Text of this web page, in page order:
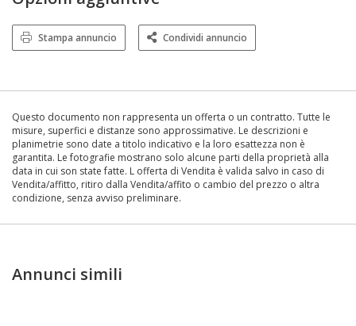
Stampa annuncio Condividi annuncio
Questo documento non rappresenta un offerta o un contratto. Tutte le
misure, superfici e distanze sono approssimative. Le descrizioni e
planimetrie sono date a titolo indicativo e la loro esattezza non è
garantita. Le fotografie mostrano solo alcune parti della proprietà alla
data in cui son state fatte. L offerta di Vendita è valida salvo in caso di
Vendita/affitto, ritiro dalla Vendita/affito o cambio del prezzo o altra
condizione, senza avviso preliminare.
Annunci simili